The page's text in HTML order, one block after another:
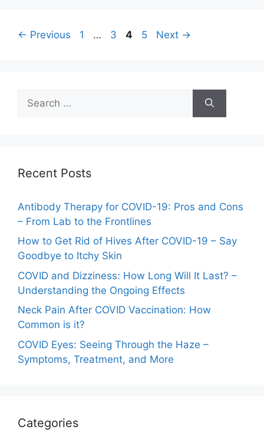
← Previous Page
1 … Page
3 Page
4 Page
5 Next →
for:
Recent Posts
Antibody Therapy for COVID-19: Pros and Cons
– From Lab to the Frontlines
How to Get Rid of Hives After COVID-19 – Say
Goodbye to Itchy Skin
COVID and Dizziness: How Long Will It Last? –
Understanding the Ongoing Effects
Neck Pain After COVID Vaccination: How
Common is it?
COVID Eyes: Seeing Through the Haze –
Symptoms, Treatment, and More
Categories